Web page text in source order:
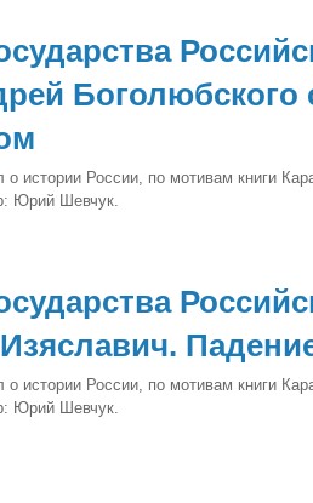
Боголюбского
истории России, по мотивам книги
Юрий Шевчук.
истории России, по мотивам книги
Юрий Шевчук.